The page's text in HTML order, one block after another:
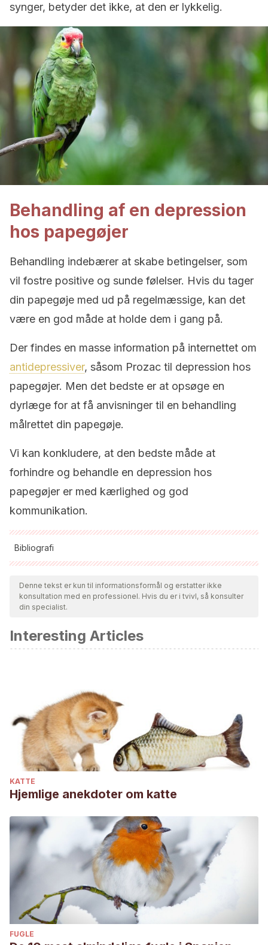
synger, betyder det ikke, at den er lykkelig.
Behandling af en depression
hos papegøjer
Behandling indebærer at skabe betingelser, som
vil fostre positive og sunde følelser. Hvis du tager
din papegøje med ud på regelmæssige, kan det
være en god måde at holde dem i gang på.
Der findes en masse information på internettet om
antidepressiver, såsom Prozac til depression hos
papegøjer. Men det bedste er at opsøge en
dyrlæge for at få anvisninger til en behandling
målrettet din papegøje.
Vi kan konkludere, at den bedste måde at
forhindre og behandle en depression hos
papegøjer er med kærlighed og god
kommunikation.
Bibliografi
Alle citerede kilder blev grundigt gennemgået af vores team
for at sikre deres kvalitet, pålidelighed, aktualitet og validitet.
Bibliografien i denne artikel blev betragtet som pålidelig og af
Shivaprasad, H. (2014) Patología de las aves. Una revisión.
Curso de Sanidad Avícola. Recuperado el 25 de marzo de
revision-Shivaprasad.pdf
DE LA PEÑA, M. R. (1980). Manual de enfermedades de las
aves. Colmegna.
Denne tekst er kun til informationsformål og erstatter ikke
konsultation med en professionel. Hvis du er i tvivl, så konsulter
din specialist.
Interesting Articles
KATTE
Hjemlige anekdoter om katte
FUGLE